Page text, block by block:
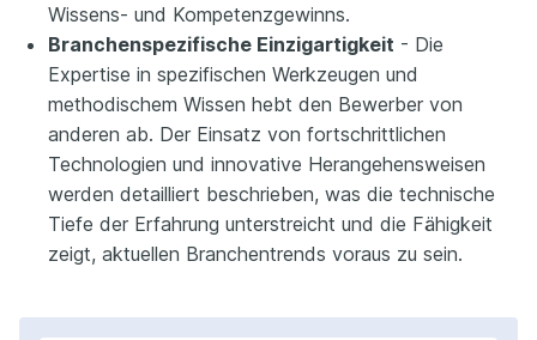
Wissens- und Kompetenzgewinns.
Branchenspezifische Einzigartigkeit - Die
Expertise in spezifischen Werkzeugen und
methodischem Wissen hebt den Bewerber von
anderen ab. Der Einsatz von fortschrittlichen
Technologien und innovative Herangehensweisen
werden detailliert beschrieben, was die technische
Tiefe der Erfahrung unterstreicht und die Fähigkeit
zeigt, aktuellen Branchentrends voraus zu sein.